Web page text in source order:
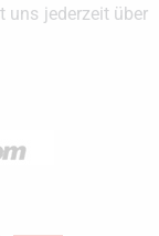
uns jederzeit über